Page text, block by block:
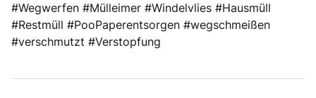
#Wegwerfen #Mülleimer #Windelvlies #Hausmüll
#Restmüll #PooPaperentsorgen #wegschmeißen
#verschmutzt #Verstopfung